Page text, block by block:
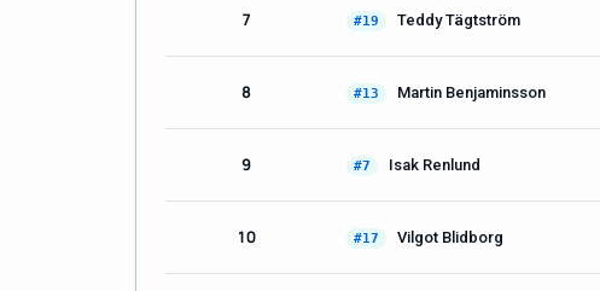
7 #19 Teddy Tägtström
8 #13 Martin Benjaminsson
9 #7 Isak Renlund
10 #17 Vilgot Blidborg